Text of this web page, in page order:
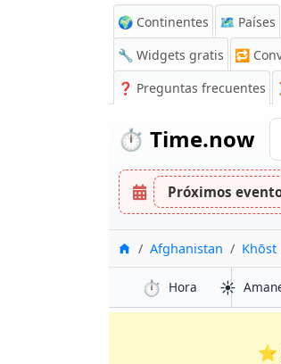
🌍 Continentes 🗺️ Países
🔧 Widgets gratis
🔁
❓ Preguntas frecuentes
⏱️ Time.now
Próximos
InicioAfghanistan Khōst
⏱️ Hora ☀️
⭐